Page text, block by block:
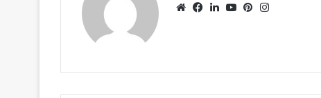
Web Facebook
LinkedIn
YouTubePinterest